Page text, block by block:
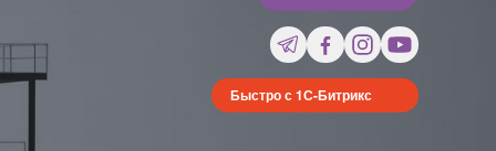
Быстро с 1С-Битрикс